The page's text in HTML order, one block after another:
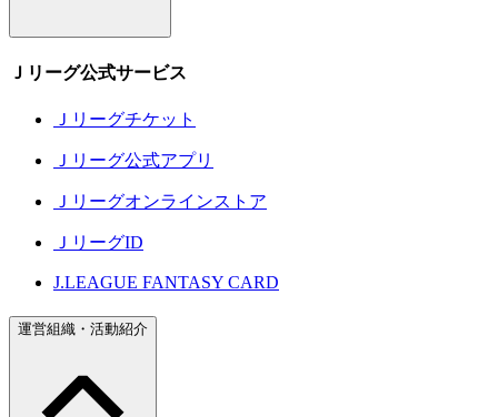
Ｊリーグ公式サービス
Ｊリーグチケット
Ｊリーグ公式アプリ
Ｊリーグオンラインストア
ＪリーグID
J.LEAGUE FANTASY CARD
運営組織・活動紹介